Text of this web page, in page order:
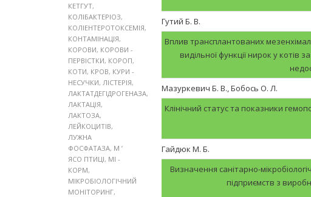
КЕТГУТ,
КОЛІБАКТЕРІОЗ,
КОЛІЕНТЕРОТОКСЕМІЯ,
КОНТАМІНАЦІЯ,
КОРОВИ, КОРОВИ -
ПЕРВІСТКИ, КОРОП,
КОТИ, КРОВ, КУРИ -
НЕСУЧКИ, ЛІСТЕРІЯ,
ЛАКТАТДЕГІДРОГЕНАЗА,
ЛАКТАЦІЯ,
ЛАКТОЗА,
ЛЕЙКОЦИТІВ,
ЛУЖНА
ФОСФАТАЗА, М ’
ЯСО ПТИЦІ, МІ -
КОРМ,
МІКРОБІОЛОГІЧНИЙ
МОНІТОРИНГ,
Гутий Б. В.
Вплив трансплантованих
видільної функції нирок у котів
Мазуркевич Б. В., Бобось О. Л.
Клінічний статус та показники
Гайдюк М. Б.
Визначення санітарно-
підприємств з